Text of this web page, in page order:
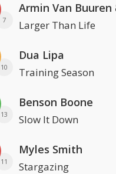
7
Armin Van Buuren
Larger Than Life
10
Dua Lipa
Training Season
13
Benson Boone
Slow It Down
11
Myles Smith
Stargazing